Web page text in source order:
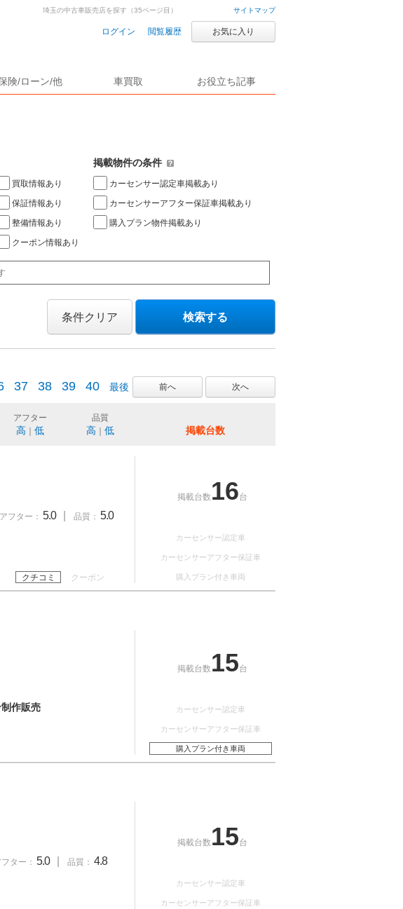
サイトマップ
ログイン 閲覧履歴 お気に入り
険/ローン/他 車買取 お役立ち記事
埼玉の中古車販売店を探す（35ページ目）
買取情報あり
保証情報あり
整備情報あり
クーポン情報あり
掲載物件の条件
カーセンサー認定車掲載あり
カーセンサーアフター保証車掲載あり
購入プラン物件掲載あり
条件クリア 検索する
前へ 次へ
37 38 39 40 最後
アフター
高 低
品質
高 低 掲載台数
アフター： 5.0 品質： 5.0
クチコミ クーポン
掲載台数 16台
カーセンサー認定車
カーセンサーアフター保証車
購入プラン付き車両
作販売
掲載台数 15台
カーセンサー認定車
カーセンサーアフター保証車
購入プラン付き車両
ター： 5.0 品質： 4.8
掲載台数 15台
カーセンサー認定車
カーセンサーアフター保証車